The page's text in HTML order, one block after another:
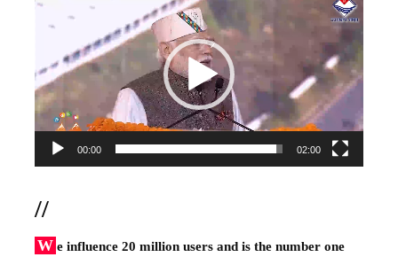
00:00 02:00
//
W e influence 20 million users and is the number one